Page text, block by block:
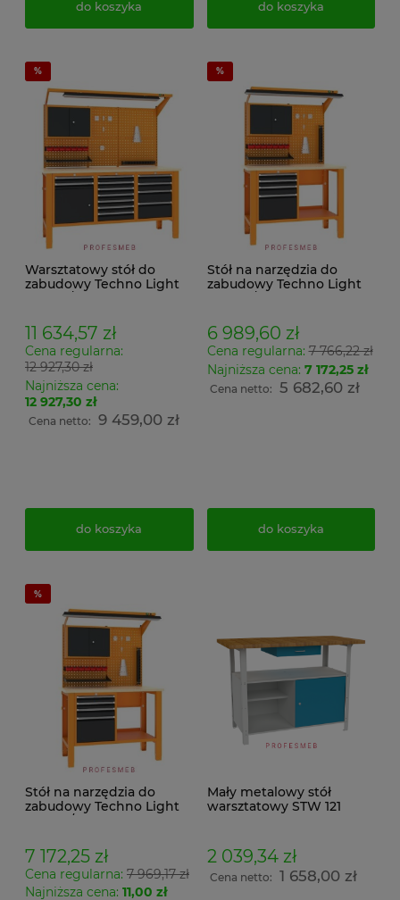
do koszyka do koszyka
Warsztatowy stół do
zabudowy Techno Light
tablicą perforowaną na
narzędzia
11 634,57 zł
Cena regularna:
12 927,30 zł
Najniższa cena:
12 927,30 zł
Cena netto: 9 459,00 zł
do koszyka
Stół na narzędzia do
zabudowy Techno Light
i tablicą narzędziową
6 989,60 zł
Cena regularna:7 766,22 zł
Najniższa cena: 7 172,25 zł
Cena netto: 5 682,60 zł
do koszyka
Stół na narzędzia do
zabudowy Techno Light
SWT 12/10 MALOW
i tablicą narzędziową
7 172,25 zł
Cena regularna: 7 969,17 zł
Najniższa cena: 11,00 zł
Mały metalowy stół
warsztatowy STW 121
2 039,34 zł
Cena netto: 1 658,00 zł